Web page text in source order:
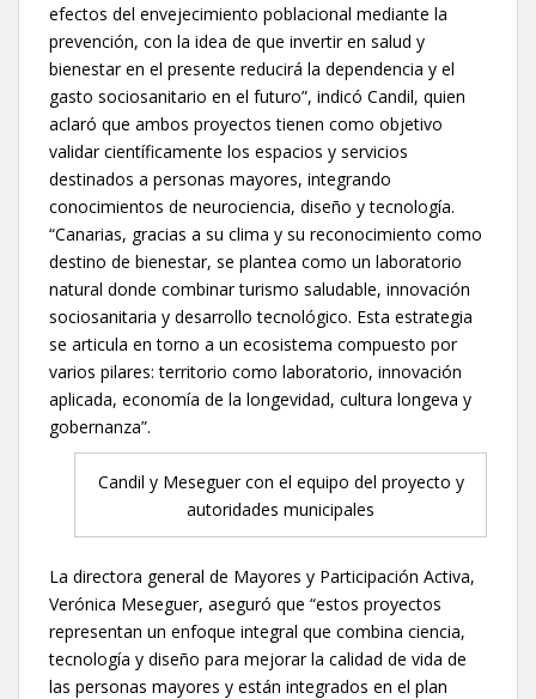
efectos del envejecimiento poblacional mediante la
prevención, con la idea de que invertir en salud y
bienestar en el presente reducirá la dependencia y el
gasto sociosanitario en el futuro”, indicó Candil, quien
aclaró que ambos proyectos tienen como objetivo
validar científicamente los espacios y servicios
destinados a personas mayores, integrando
conocimientos de neurociencia, diseño y tecnología.
“Canarias, gracias a su clima y su reconocimiento como
destino de bienestar, se plantea como un laboratorio
natural donde combinar turismo saludable, innovación
sociosanitaria y desarrollo tecnológico. Esta estrategia
se articula en torno a un ecosistema compuesto por
varios pilares: territorio como laboratorio, innovación
aplicada, economía de la longevidad, cultura longeva y
gobernanza”.
Candil y Meseguer con el equipo del proyecto y
autoridades municipales
La directora general de Mayores y Participación Activa,
Verónica Meseguer, aseguró que “estos proyectos
representan un enfoque integral que combina ciencia,
tecnología y diseño para mejorar la calidad de vida de
las personas mayores y están integrados en el plan